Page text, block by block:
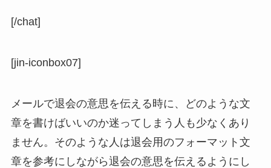
[/chat]
[jin-iconbox07]
メールで退会の意思を伝える時に、どのような文
章を書けばいいのか迷ってしまう人も少なくあり
ません。そのような人は退会用のフォーマット文
章を参考にしながら退会の意思を伝えるようにし